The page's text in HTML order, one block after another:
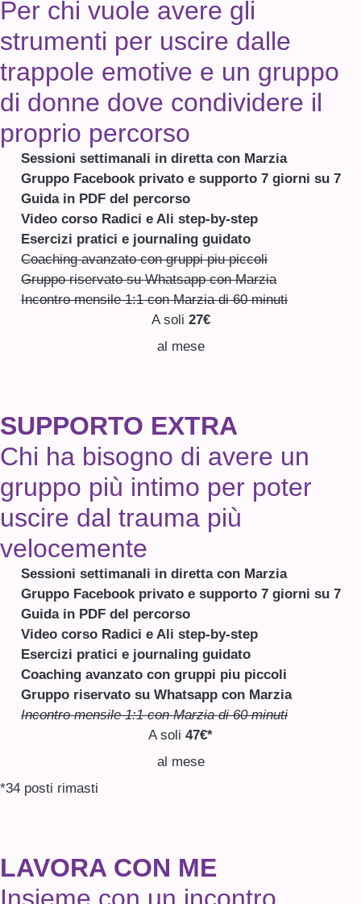
Per chi vuole avere gli
strumenti per uscire dalle
trappole emotive e un gruppo
di donne dove condividere il
proprio percorso
Sessioni settimanali in diretta con Marzia
Gruppo Facebook privato e supporto 7 giorni su 7
Guida in PDF del percorso
Video corso Radici e Ali step-by-step
Esercizi pratici e journaling guidato
Coaching avanzato con gruppi piu piccoli
Gruppo riservato su Whatsapp con Marzia
Incontro mensile 1:1 con Marzia di 60 minuti
A soli 27€
al mese
SUPPORTO EXTRA
Chi ha bisogno di avere un
gruppo più intimo per poter
uscire dal trauma più
velocemente
Sessioni settimanali in diretta con Marzia
Gruppo Facebook privato e supporto 7 giorni su 7
Guida in PDF del percorso
Video corso Radici e Ali step-by-step
Esercizi pratici e journaling guidato
Coaching avanzato con gruppi piu piccoli
Gruppo riservato su Whatsapp con Marzia
Incontro mensile 1:1 con Marzia di 60 minuti
A soli 47€*
al mese
*34 posti rimasti
LAVORA CON ME